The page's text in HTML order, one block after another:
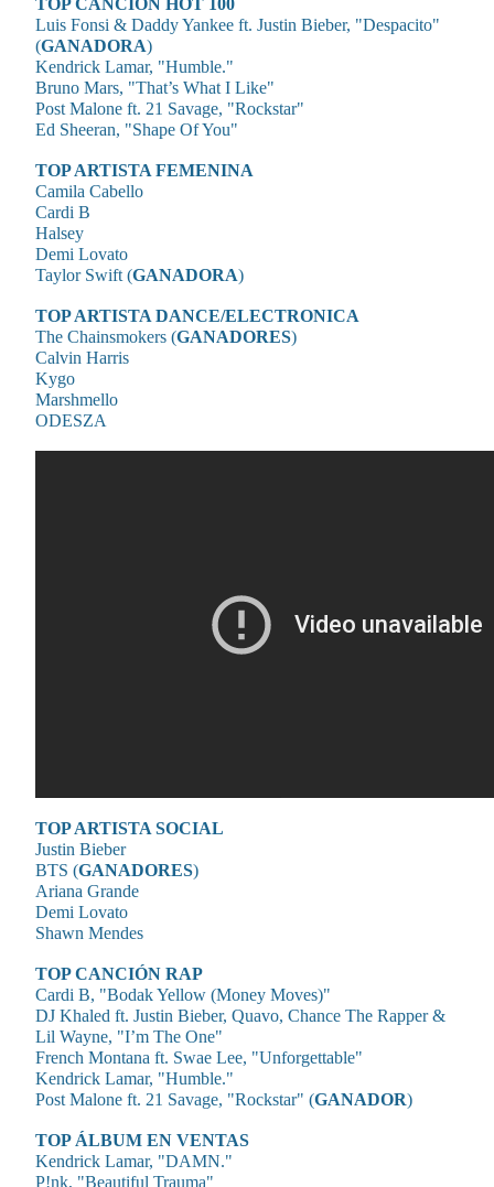
Luis Fonsi & Daddy Yankee ft. Justin Bieber, "Despacito"
(GANADORA)
Kendrick Lamar, "Humble."
Bruno Mars, "That’s What I Like"
Post Malone ft. 21 Savage, "Rockstar"
Ed Sheeran, "Shape Of You"
TOP ARTISTA FEMENINA
Camila Cabello
Cardi B
Halsey
Demi Lovato
Taylor Swift (GANADORA)
TOP ARTISTA DANCE/ELECTRONICA
The Chainsmokers (GANADORES)
Calvin Harris
Kygo
Marshmello
ODESZA
TOP ARTISTA SOCIAL
Justin Bieber
BTS (GANADORES)
Ariana Grande
Demi Lovato
Shawn Mendes
TOP CANCIÓN RAP
Cardi B, "Bodak Yellow (Money Moves)"
DJ Khaled ft. Justin Bieber, Quavo, Chance The Rapper &
Lil Wayne, "I’m The One"
French Montana ft. Swae Lee, "Unforgettable"
Kendrick Lamar, "Humble."
Post Malone ft. 21 Savage, "Rockstar" (GANADOR)
TOP ÁLBUM EN VENTAS
Kendrick Lamar, "DAMN."
P!nk, "Beautiful Trauma"